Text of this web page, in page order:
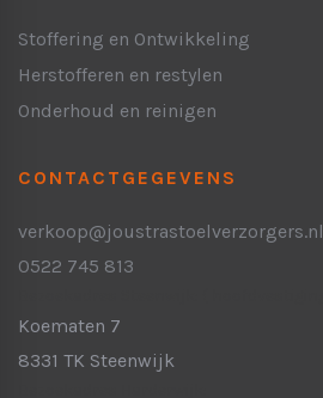
Stoffering en Ontwikkeling
Herstofferen en restylen
Onderhoud en reinigen
CONTACTGEGEVENS
verkoop@joustrastoelverzorgers.nl
0522 745 813
Koematen 7
8331 TK Steenwijk